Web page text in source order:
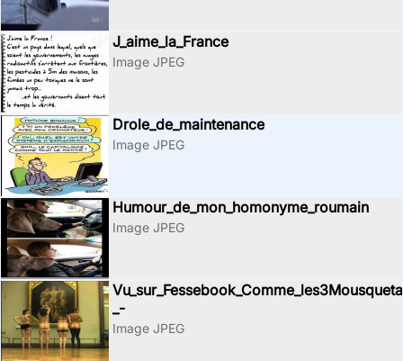
J_aime_la_France
Image JPEG
Drole_de_maintenance
Image JPEG
Humour_de_mon_homonyme_roumain
Image JPEG
_-
Image JPEG